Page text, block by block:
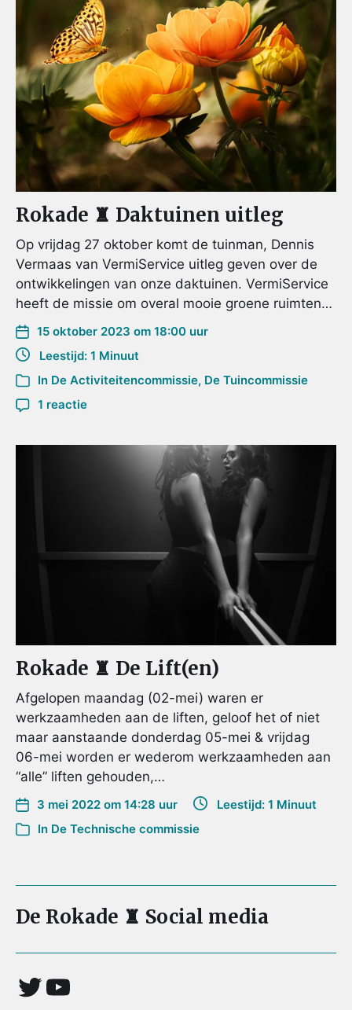
Rokade ♜ Daktuinen uitleg
Op vrijdag 27 oktober komt de tuinman, Dennis
Vermaas van VermiService uitleg geven over de
ontwikkelingen van onze daktuinen. VermiService
heeft de missie om overal mooie groene ruimten…
15 oktober 2023 om 18:00 uur
Leestijd: 1 Minuut
In De Activiteitencommissie, De Tuincommissie
1 reactie
Rokade ♜ De Lift(en)
Afgelopen maandag (02-mei) waren er
werkzaamheden aan de liften, geloof het of niet
maar aanstaande donderdag 05-mei & vrijdag
06-mei worden er wederom werkzaamheden aan
“alle” liften gehouden,…
3 mei 2022 om 14:28 uur
Leestijd: 1 Minuut
In De Technische commissie
De Rokade ♜ Social media